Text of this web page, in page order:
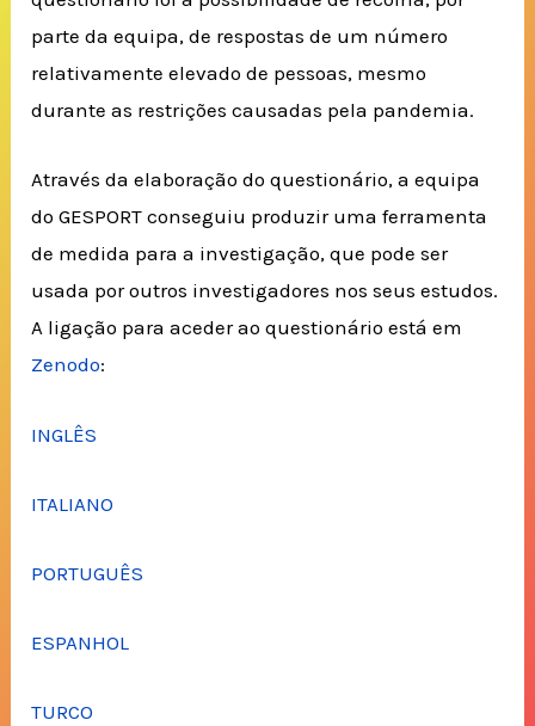
parte da equipa, de respostas de um número
relativamente elevado de pessoas, mesmo
durante as restrições causadas pela pandemia.
Através da elaboração do questionário, a equipa
do GESPORT conseguiu produzir uma ferramenta
de medida para a investigação, que pode ser
usada por outros investigadores nos seus estudos.
A ligação para aceder ao questionário está em
Zenodo:
INGLÊS
ITALIANO
PORTUGUÊS
ESPANHOL
TURCO